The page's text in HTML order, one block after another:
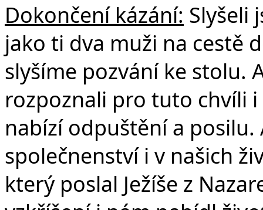
Dokončení kázání: Slyšeli
jako ti dva muži na cestě
slyšíme pozvání ke stolu.
rozpoznali pro tuto chvíli
nabízí odpuštění a
společnenství i v našich
který poslal Ježíše z